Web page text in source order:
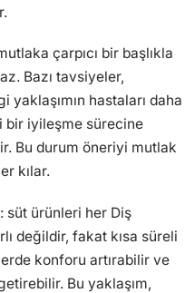
çarpıcı bir başlıkla
Bazı tavsiyeler,
yaklaşımın hastaları daha
bir iyileşme sürecine
Bu durum öneriyi mutlak
kılar.
süt ürünleri her Diş
değildir, fakat kısa süreli
konforu artırabilir ve
Bu yaklaşım,